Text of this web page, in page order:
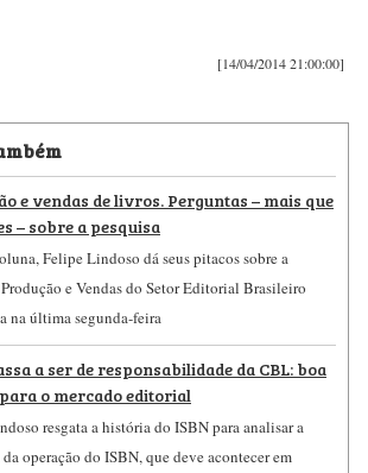
[14/04/2014 21:00:00]
e vendas de livros. Perguntas – mais que
– sobre a pesquisa
Felipe Lindoso dá seus pitacos sobre a
e Vendas do Setor Editorial Brasileiro
na última segunda-feira
a ser de responsabilidade da CBL: boa
o mercado editorial
resgata a história do ISBN para analisar a
operação do ISBN, que deve acontecer em